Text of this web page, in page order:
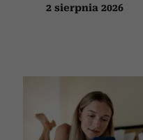
2 sierpnia 2026